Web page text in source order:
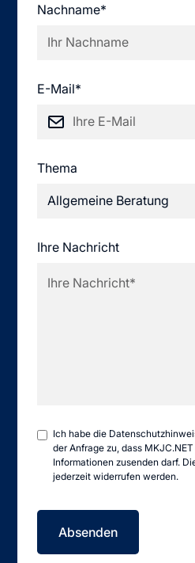
Nachname*
E-Mail*
Thema
Ihre Nachricht
Ich habe die
der Anfrage zu, dass
Informationen zusenden darf.
jederzeit widerrufen werden.